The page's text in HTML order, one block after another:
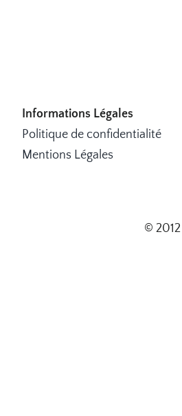
Informations Légales
Politique de confidentialité
Mentions Légales
©